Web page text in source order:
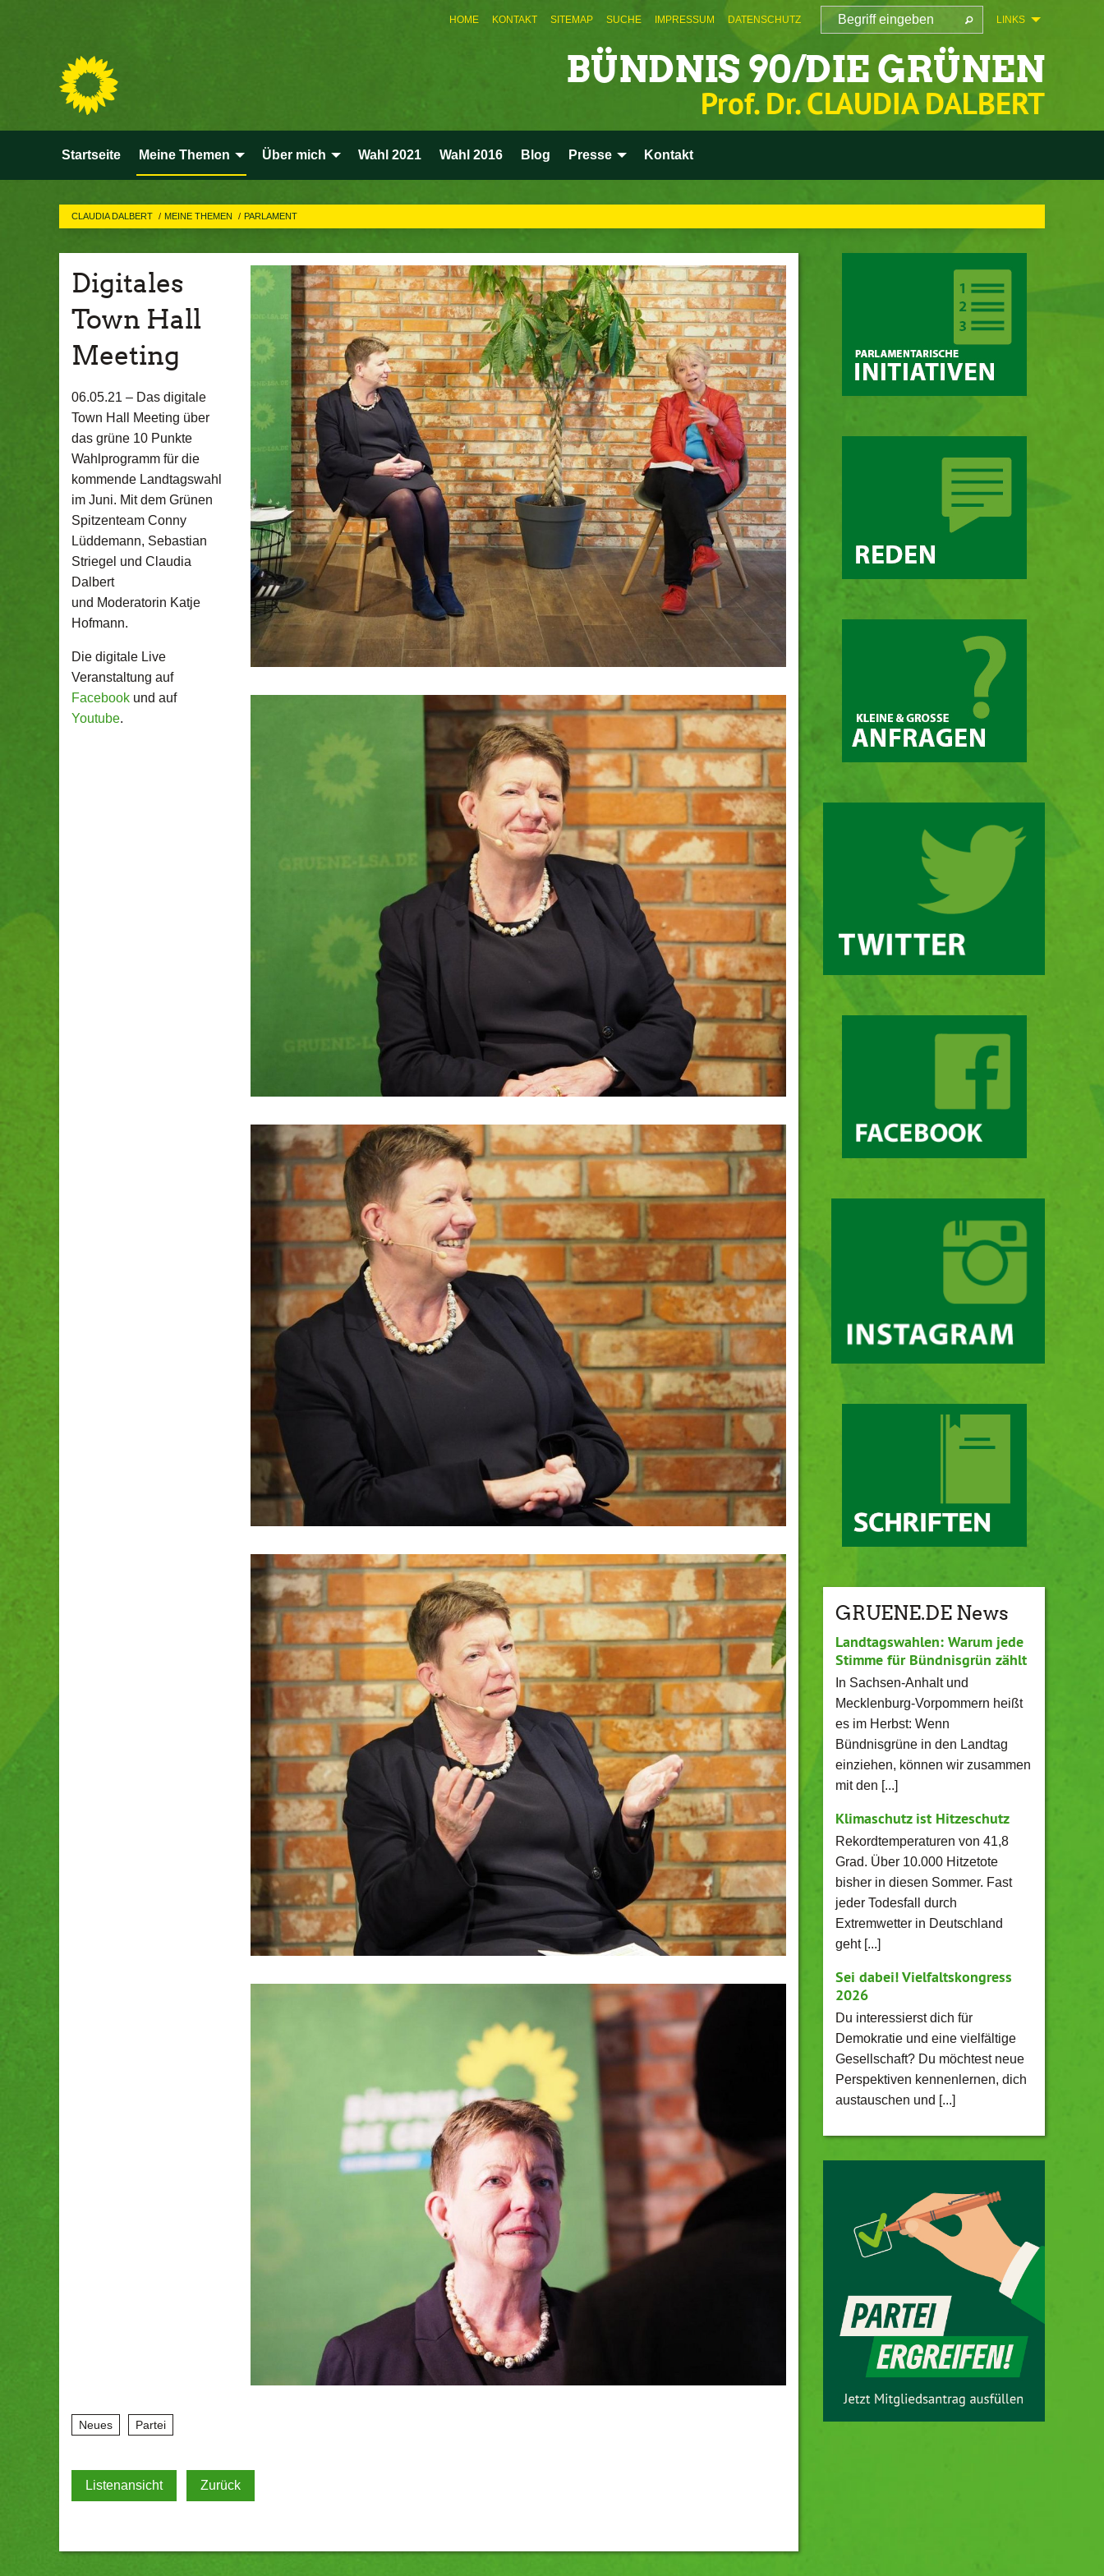
LINKS
HOME KONTAKT SITEMAP SUCHE IMPRESSUM DATENSCHUTZ
BÜNDNIS 90/DIE GRÜNEN
Prof. Dr. CLAUDIA DALBERT
Startseite Meine Themen Über mich Wahl 2021 Wahl 2016 Blog Presse Kontakt
CLAUDIA DALBERT MEINE THEMEN PARLAMENT
Digitales
Town Hall
Meeting
06.05.21 – Das digitale
Town Hall Meeting über
das grüne 10 Punkte
Wahlprogramm für die
kommende Landtagswahl
im Juni. Mit dem Grünen
Spitzenteam Conny
Lüddemann, Sebastian
Striegel und Claudia
Dalbert
und Moderatorin Katje
Hofmann.
Die digitale Live
Veranstaltung auf
Facebook und auf
Youtube.
Neues Partei
Listenansicht Zurück
GRUENE.DE News
Landtagswahlen: Warum jede
Stimme für Bündnisgrün zählt
In Sachsen-Anhalt und
Mecklenburg-Vorpommern heißt
es im Herbst: Wenn
Bündnisgrüne in den Landtag
einziehen, können wir zusammen
mit den [...]
Klimaschutz ist Hitzeschutz
Rekordtemperaturen von 41,8
Grad. Über 10.000 Hitzetote
bisher in diesen Sommer. Fast
jeder Todesfall durch
Extremwetter in Deutschland
geht [...]
Sei dabei! Vielfaltskongress
2026
Du interessierst dich für
Demokratie und eine vielfältige
Gesellschaft? Du möchtest neue
Perspektiven kennenlernen, dich
austauschen und [...]